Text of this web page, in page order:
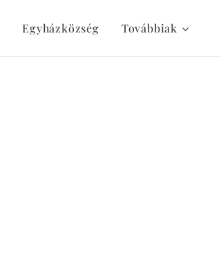
Egyházközség Továbbiak